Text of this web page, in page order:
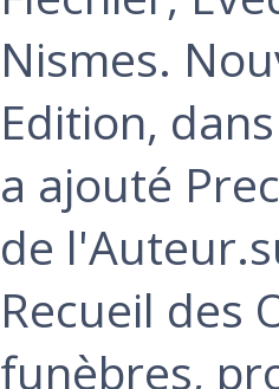
Nismes.
Edition,
a ajouté
de
Recueil des
funèbres,